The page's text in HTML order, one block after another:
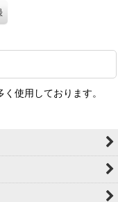
使用しております。